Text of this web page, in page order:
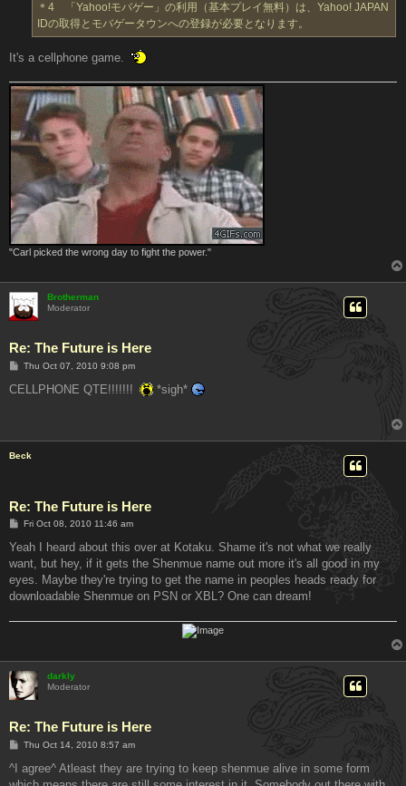
＊4 「Yahoo!モバゲー」の利用（基本プレイ無料）は、Yahoo! JAPAN
IDの取得とモバゲータウンへの登録が必要となります。
It's a cellphone game.
"Carl picked the wrong day to fight the power."
Brotherman
Moderator
Re: The Future is Here
P
s
Thu Oct 07, 2010 9:08 pm
CELLPHONE QTE!!!!!!! *sigh*
Beck
Re: The Future is Here
P
s
Fri Oct 08, 2010 11:46 am
Yeah I heard about this over at Kotaku. Shame it's not what we really
want, but hey, if it gets the Shenmue name out more it's all good in my
eyes. Maybe they're trying to get the name in peoples heads ready for
downloadable Shenmue on PSN or XBL? One can dream!
darkly
Moderator
Re: The Future is Here
P
s
Thu Oct 14, 2010 8:57 am
^I agree^ Atleast they are trying to keep shenmue alive in some form